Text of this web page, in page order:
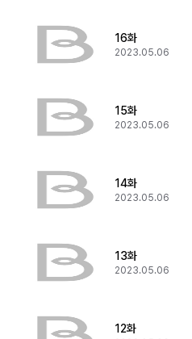
16화
2023.05.06
15화
2023.05.06
14화
2023.05.06
13화
2023.05.06
12화